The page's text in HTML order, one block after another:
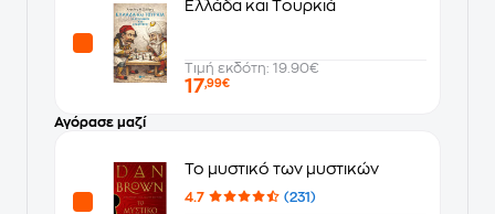
Ελλάδα και Tουρκιά
Τιμή εκδότη: 19.90€
17,99€
Αγόρασε μαζί
Το μυστικό των μυστικών
4.7
(231)